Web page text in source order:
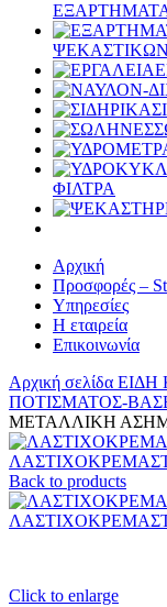
ΨΕΚΑΣΤΙΚΩΝ
ΦΙΛΤΡΑ
Αρχική
Προσφορές –
Υπηρεσίες
Η εταιρεία
Επικοινωνία
Αρχική σελίδα ΕΙΔΗ
ΠΟΤΙΣΜΑΤΟΣ-
ΜΕΤΑΛΛΙΚΗ
Back to products
Click to enlarge